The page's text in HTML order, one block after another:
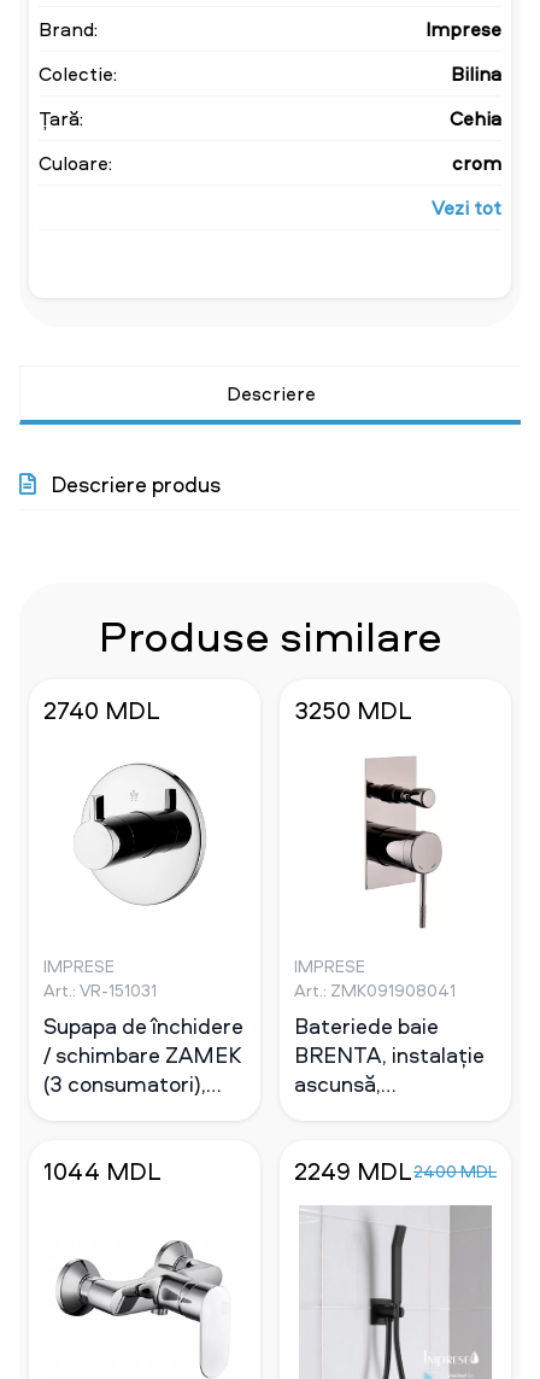
Brand:
Imprese
Colectie:
Bilina
Țară:
Cehia
Culoare:
crom
Vezi tot
Descriere
Descriere produs
Produse similare
2740 MDL
IMPRESE
Art.: VR-151031
Supapa de închidere
/ schimbare ZAMEK
(3 consumatori),
3250 MDL
IMPRESE
Art.: ZMK091908041
Bateriede baie
BRENTA, instalație
ascunsă,
1044 MDL 2249 MDL2400 MDL